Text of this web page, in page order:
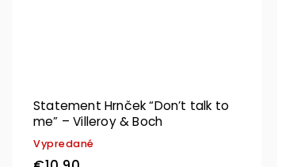
Statement Hrnček “Don’t talk to
me” – Villeroy & Boch
Vypredané